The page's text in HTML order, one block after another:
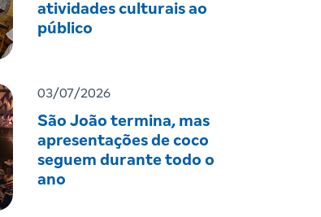
atividades culturais ao
público
03/07/2026
São João termina, mas
apresentações de coco
seguem durante todo o
ano